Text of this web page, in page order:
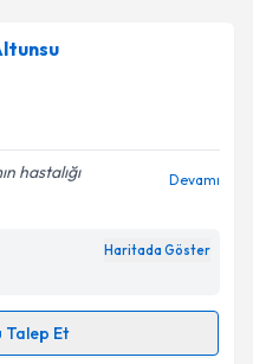
Gönder
randevu takvimi talebi
randevu almanız için bir
ile bilgilendireceğiz.
ilişkin
Aydınlatma
verilerimin belirtilen
ediyorum.
hastalığı
Devamı
Haritada Göster
Talep Et